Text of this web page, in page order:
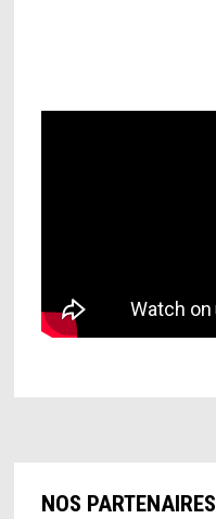
NOS PARTENAIRES